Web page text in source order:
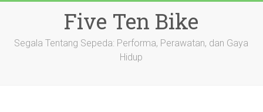
Five Ten Bike
Segala Tentang Sepeda: Performa, Perawatan, dan Gaya
Hidup